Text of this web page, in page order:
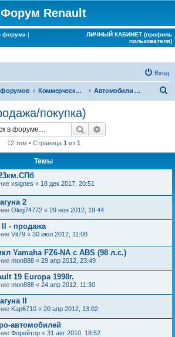
Форум Renault
форума |
ЛИЧНЫЙ КАБИНЕТ (профиль
пользователя)
Вход
форумов Коммерческие разделы Автомобили (продажа/покупка)
покупка)
Поиск
12 тем • Страница 1 из 1
Темы
xsignes « 18 дек 2017, 20:51
2
Oleg74772 « 29 ноя 2012, 19:44
II - продажа
Vit79 « 30 июл 2012, 11:08
Yamaha FZ6-NA с ABS (98 л.с.)
mon888 « 29 апр 2012, 23:49
19 Europa 1998г.
mon888 « 24 апр 2012, 11:30
II
Kap6710 « 20 апр 2012, 13:02
автомобилей
Форейтор « 31 авг 2010, 18:52